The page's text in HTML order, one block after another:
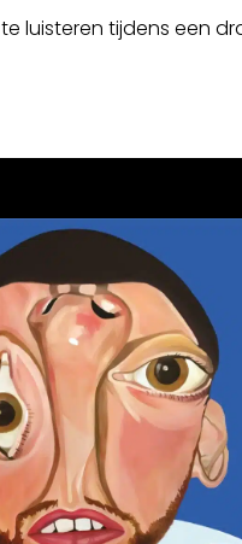
luisteren tijdens een